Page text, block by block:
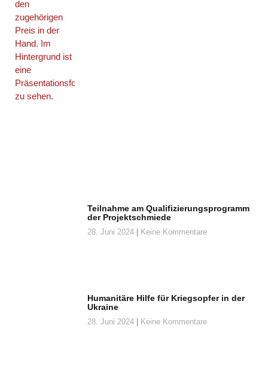
Teilnahme am Qualifizierungsprogramm
der Projektschmiede
28. Juni 2024 Keine Kommentare
Humanitäre Hilfe für Kriegsopfer in der
Ukraine
28. Juni 2024 Keine Kommentare